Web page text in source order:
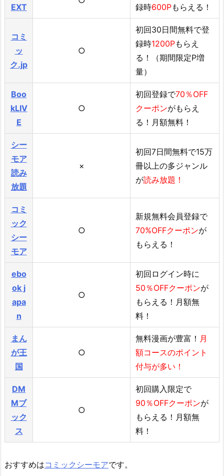
EXT
録時600Pもらえる！
コミ
ッ
ク.jp
○
初回30日間無料で登
録時1200Pもらえ
る！（期間限定P増
量）
Boo
kLIV
E
○
初回登録で70％OFF
クーポンがもらえ
る！月額無料！
シー
モア
読み
放題
×
初回7日間無料で15万
冊以上の多ジャンル
が読み放題！
コミ
ック
シー
モア
○
新規無料会員登録で
70%OFFクーポンが
もらえる！
ebo
ok j
apa
n
○
初回ログイン時に
50％OFFクーポンが
もらえる！月額無
料！
まん
が王
国
○
無料漫画が豊富！ 月
額コースのポイント
付与が多い！
DM
Mブ
ック
ス
○
初回購入限定で
90％OFFクーポンが
もらえる！月額無
料！
おすすめはコミックシーモアです。